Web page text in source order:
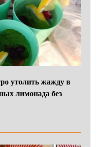
утолить жажду в
лимонада без